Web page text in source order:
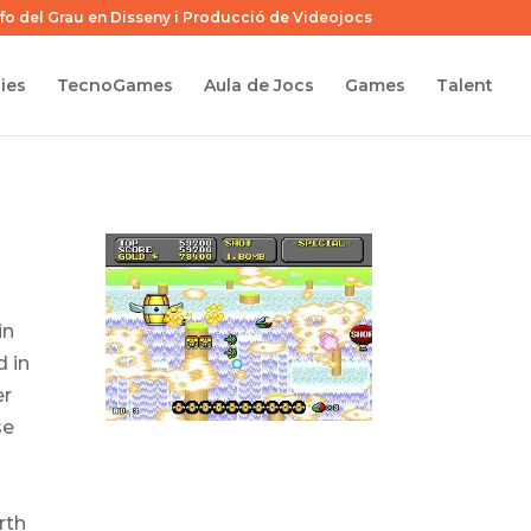
del Grau en Disseny i Producció de Videojocs
TecnoGames Aula de Jocs Games Talent
in